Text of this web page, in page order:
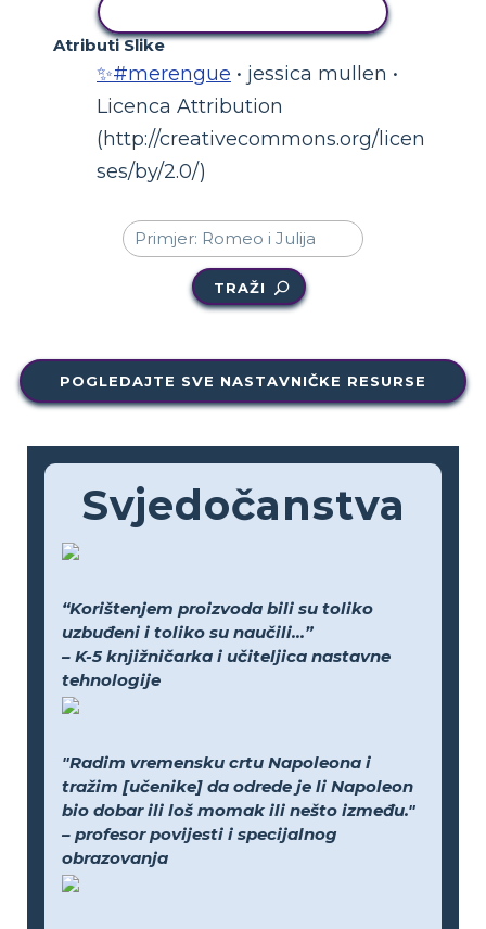
Atributi Slike
✨#merengue • jessica mullen •
Licenca Attribution
(http://creativecommons.org/licen
ses/by/2.0/)
TRAŽI
POGLEDAJTE SVE NASTAVNIČKE RESURSE
Svjedočanstva
“Korištenjem proizvoda bili su toliko
uzbuđeni i toliko su naučili...”
– K-5 knjižničarka i učiteljica nastavne
tehnologije
"Radim vremensku crtu Napoleona i
tražim [učenike] da odrede je li Napoleon
bio dobar ili loš momak ili nešto između."
– profesor povijesti i specijalnog
obrazovanja